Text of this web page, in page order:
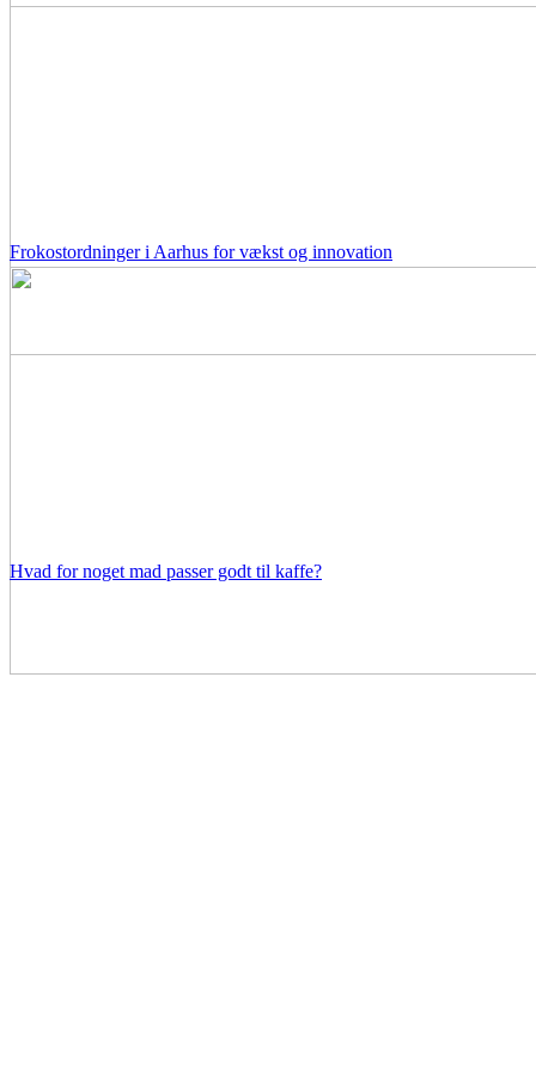
Frokostordninger i Aarhus for vækst og innovation
Hvad for noget mad passer godt til kaffe?